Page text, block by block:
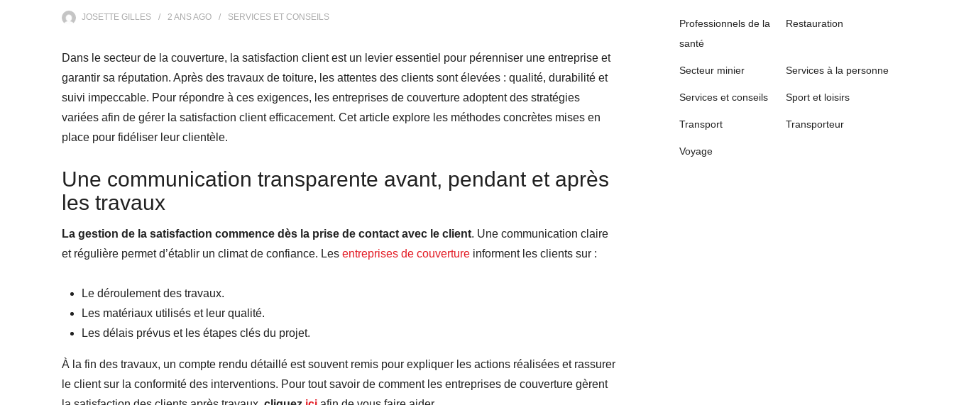
JOSETTE GILLES 2 ANSAGO SERVICES ET CONSEILS
Dans le secteur de la couverture, la satisfaction client est un levier essentiel pour pérenniser une entreprise et
garantir sa réputation. Après des travaux de toiture, les attentes des clients sont élevées : qualité, durabilité et
suivi impeccable. Pour répondre à ces exigences, les entreprises de couverture adoptent des stratégies
variées afin de gérer la satisfaction client efficacement. Cet article explore les méthodes concrètes mises en
place pour fidéliser leur clientèle.
Une communication transparente avant, pendant et après
les travaux
La gestion de la satisfaction commence dès la prise de contact avec le client. Une communication claire
et régulière permet d’établir un climat de confiance. Les entreprises de couverture informent les clients sur :
Le déroulement des travaux.
Les matériaux utilisés et leur qualité.
Les délais prévus et les étapes clés du projet.
À la fin des travaux, un compte rendu détaillé est souvent remis pour expliquer les actions réalisées et rassurer
le client sur la conformité des interventions. Pour tout savoir de comment les entreprises de couverture gèrent
Professionnels de la
santé
Restauration
Secteur minier Services à la personne
Services et conseils Sport et loisirs
Transport Transporteur
Voyage